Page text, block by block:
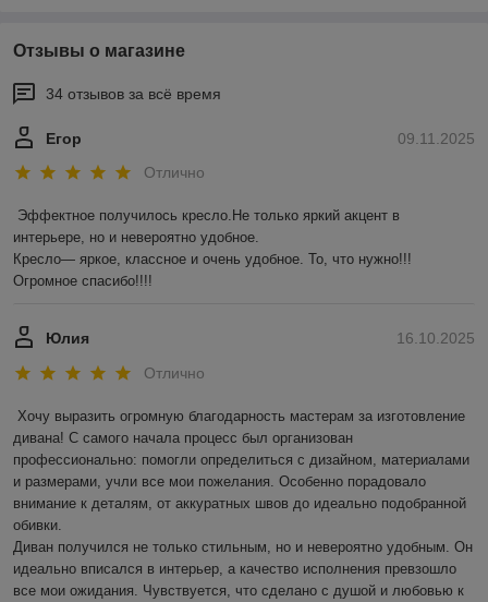
Отзывы о магазине
34 отзывов за всё время
09.11.2025
Егор
Отлично
Эффектное получилось кресло.Не только яркий акцент в
интерьере, но и невероятно удобное.
Кресло— яркое, классное и очень удобное. То, что нужно!!!
Огромное спасибо!!!!
16.10.2025
Юлия
Отлично
Хочу выразить огромную благодарность мастерам за изготовление
дивана! С самого начала процесс был организован
профессионально: помогли определиться с дизайном, материалами
и размерами, учли все мои пожелания. Особенно порадовало
внимание к деталям, от аккуратных швов до идеально подобранной
обивки.
Диван получился не только стильным, но и невероятно удобным. Он
идеально вписался в интерьер, а качество исполнения превзошло
все мои ожидания. Чувствуется, что сделано с душой и любовью к